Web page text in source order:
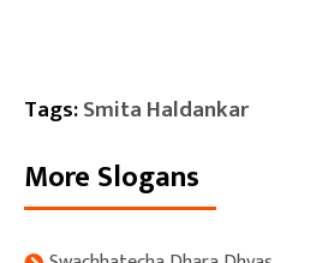
Tags:Smita Haldankar
More Slogans